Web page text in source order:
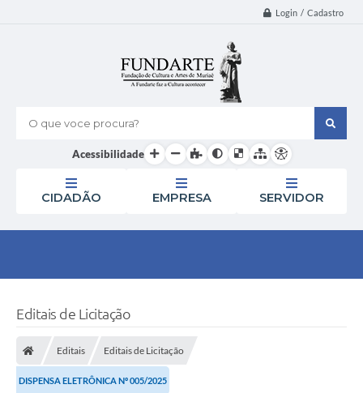
Login / Cadastro
O que voce procura?
Acessibilidade
CIDADÃO EMPRESA SERVIDOR
Editais de Licitação
Editais Editais de Licitação
DISPENSA ELETRÔNICA Nº 005/2025